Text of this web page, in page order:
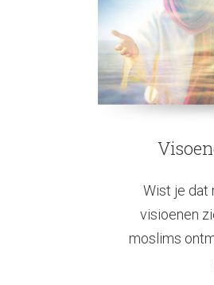
Wist je dat
visioenen
moslims